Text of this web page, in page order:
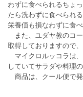
わずに食べられるちょ
たら洗わずに食べられ
栄養価も損なわずに食べ
また、ユダヤ教のコ
取得しておりますので
マイクロルッコラは
していてサラダや料理
商品は、クール便で発